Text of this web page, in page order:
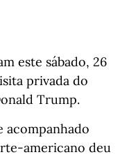
este sábado, 26
privada do
Trump.
acompanhado
americano deu